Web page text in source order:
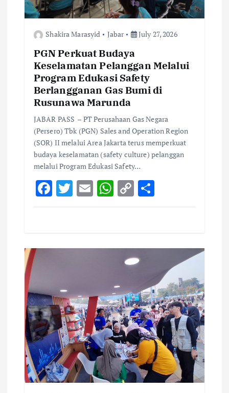
n
Shakira Marasyid Jabar July 27, 2026
PGN Perkuat Budaya
Keselamatan Pelanggan Melalui
Program Edukasi Safety
Berlangganan Gas Bumi di
Rusunawa Marunda
JABAR PASS – PT Perusahaan Gas Negara
(Persero) Tbk (PGN) Sales and Operation Region
(SOR) II melalui Area Jakarta terus memperkuat
budaya keselamatan (safety culture) pelanggan
melalui Program Edukasi Safety…
F
ac
o
k
T
w
r
E
m
W
h
A
p
C
o
Li
n
k
S
h